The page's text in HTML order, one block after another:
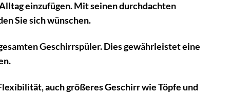
einzufügen. Mit seinen durchdachten
Sie sich wünschen.
Geschirrspüler. Dies gewährleistet eine
auch größeres Geschirr wie Töpfe und